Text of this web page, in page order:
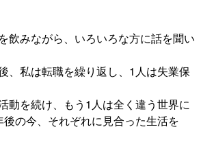
飲みながら、いろいろな方に話を聞い
、私は転職を繰り返し、1人は失業保
動を続け、もう1人は全く違う世界に
の今、それぞれに見合った生活を